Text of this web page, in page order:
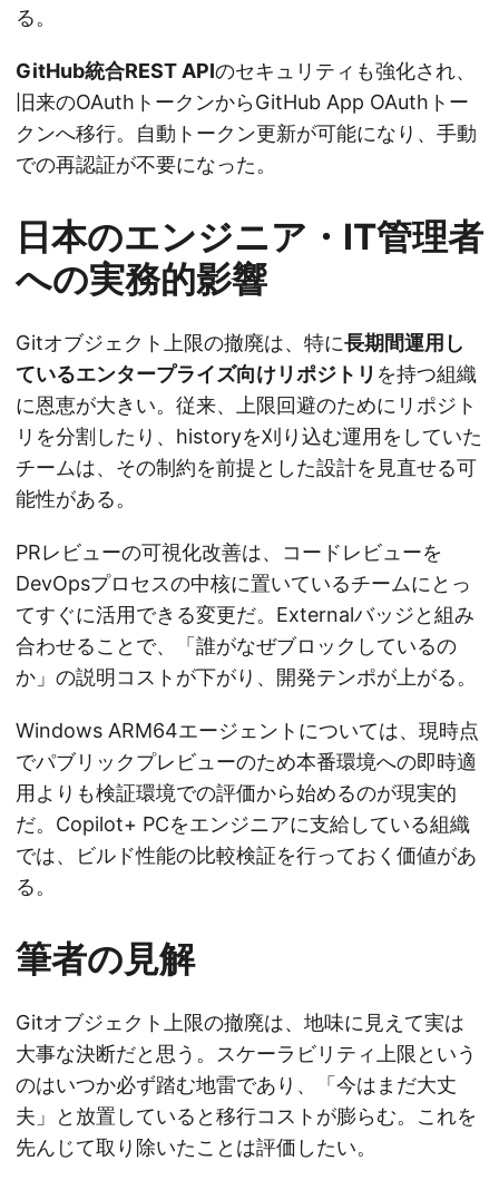
る。
GitHub統合REST APIのセキュリティも強化され、
旧来のOAuthトークンからGitHub App OAuthトー
クンへ移行。自動トークン更新が可能になり、手動
での再認証が不要になった。
日本のエンジニア・IT管理者
への実務的影響
Gitオブジェクト上限の撤廃は、特に長期間運用し
ているエンタープライズ向けリポジトリ を持つ組織
に恩恵が大きい。従来、上限回避のためにリポジト
リを分割したり、historyを刈り込む運用をしていた
チームは、その制約を前提とした設計を見直せる可
能性がある。
PRレビューの可視化改善は、コードレビューを
DevOpsプロセスの中核に置いているチームにとっ
てすぐに活用できる変更だ。Externalバッジと組み
合わせることで、「誰がなぜブロックしているの
か」の説明コストが下がり、開発テンポが上がる。
Windows ARM64エージェントについては、現時点
でパブリックプレビューのため本番環境への即時適
用よりも検証環境での評価から始めるのが現実的
だ。Copilot+ PCをエンジニアに支給している組織
では、ビルド性能の比較検証を行っておく価値があ
る。
筆者の見解
Gitオブジェクト上限の撤廃は、地味に見えて実は
大事な決断だと思う。スケーラビリティ上限という
のはいつか必ず踏む地雷であり、「今はまだ大丈
夫」と放置していると移行コストが膨らむ。これを
先んじて取り除いたことは評価したい。